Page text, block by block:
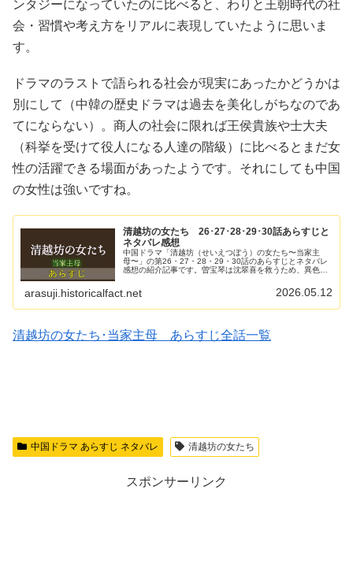
ンタジーになっていたのに比べると、わりと王朝時代の社
会・習慣や考え方をリアルに表現していたように思いま
す。
ドラマのラストで語られる社会が現実にあったかどうかは
別にして（中韓の歴史ドラマは過去を美化しがちなのであ
てにならない）。商人の社会に限れば王侯貴族や士大夫
（科挙を受けて役人になる人達の階級）に比べるとまだ女
性の活躍できる場面があったようです。それにしても中国
の女性は強いですね。
清越坊の女たち 26･27･28･29･30話あらすじと
ネタバレ感想
中国ドラマ「清越坊（せいえつぼう）の女たち〜当家主
母〜」の第26・27・28・29・30話のあらすじとネタバレ
感想の紹介記事です。曽宝琴は沈翠喜を救うため、異色双
arasuji.historicalfact.net 2026.05.12
清越坊の女たち･当家主母 あらすじ全話一覧
中国ドラマ あらすじ ネタバレ 清越坊の女たち
スポンサーリンク